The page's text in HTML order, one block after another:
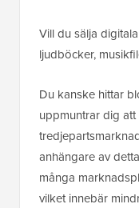
Vill du sälja
ljudböcker,
Du kanske hittar
uppmuntrar dig att
anhängare av
många
vilket innebär